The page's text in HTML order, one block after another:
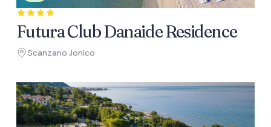
Futura Club Danaide Residence
Scanzano Jonico